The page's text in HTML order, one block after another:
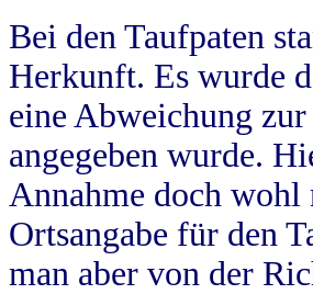
Bei den Taufpaten
Herkunft. Es wurde
eine Abweichung
angegeben wurde.
Annahme doch
Ortsangabe für den
man aber von der